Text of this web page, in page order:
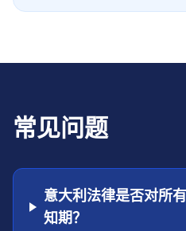
常见问题
意大利法律是否对所
知期？